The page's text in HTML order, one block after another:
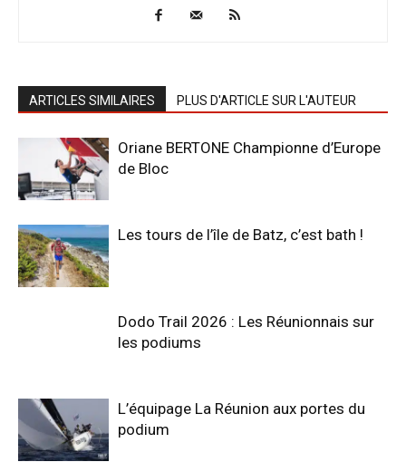
ARTICLES SIMILAIRES PLUS D'ARTICLE SUR L'AUTEUR
Oriane BERTONE Championne d’Europe
de Bloc
Les tours de l’île de Batz, c’est bath !
Dodo Trail 2026 : Les Réunionnais sur
les podiums
L’équipage La Réunion aux portes du
podium